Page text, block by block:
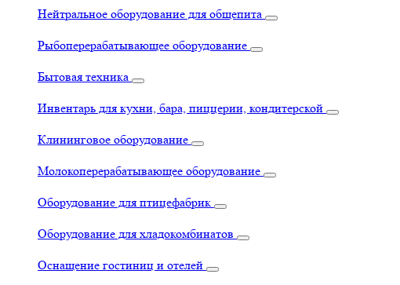
Нейтральное оборудование для общепита
Рыбоперерабатывающее оборудование
Бытовая техника
Инвентарь для кухни, бара, пиццерии, кондитерской
Клининговое оборудование
Молокоперерабатывающее оборудование
Оборудование для птицефабрик
Оборудование для хладокомбинатов
Оснащение гостиниц и отелей